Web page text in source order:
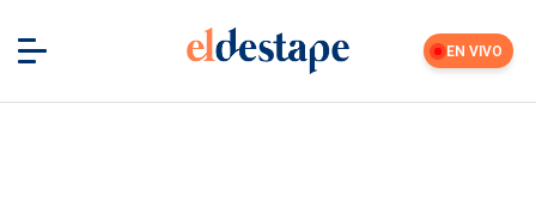
EN VIVO